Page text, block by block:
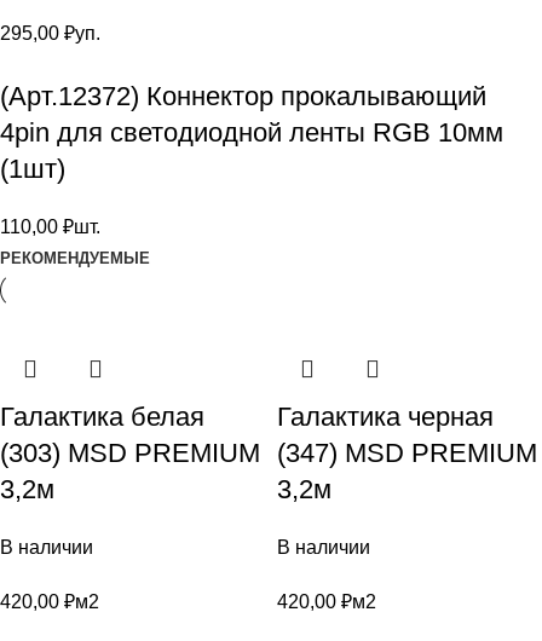
295,00 ₽уп.
(Арт.12372) Коннектор прокалывающий
4pin для светодиодной ленты RGB 10мм
(1шт)
110,00 ₽шт.
РЕКОМЕНДУЕМЫЕ
Галактика белая
(303) MSD PREMIUM
3,2м
В наличии
420,00 ₽м2
Галактика черная
(347) MSD PREMIUM
3,2м
В наличии
420,00 ₽м2